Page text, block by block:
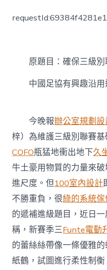
原題目：確保三級別
中國足協有興趣沿用
今晚報辦公室規劃
梓）為維護三級別聯賽
COFO瓶猛地衝出地下久
牛土豪用物質的力量來
進尺度。但100室內設計
不勝重負，很綠的系統傢
的遞補進級題目，近日
稱，新賽季三Funte電動
的蕾絲絲帶像一條優雅
紙鶴，試圖進行柔性制